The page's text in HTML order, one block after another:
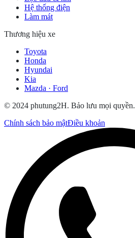
Hệ thống điện
Làm mát
Thương hiệu xe
Toyota
Honda
Hyundai
Kia
Mazda · Ford
© 2024 phutung2H. Bảo lưu mọi quyền.
Chính sách bảo mậtĐiều khoản